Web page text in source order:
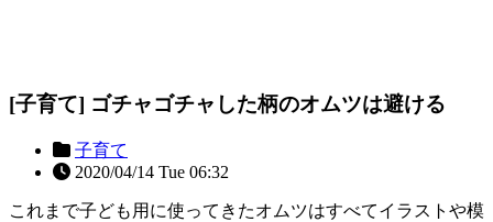
[子育て] ゴチャゴチャした柄のオムツは避ける
子育て
2020/04/14 Tue 06:32
これまで子ども用に使ってきたオムツはすべてイラストや模